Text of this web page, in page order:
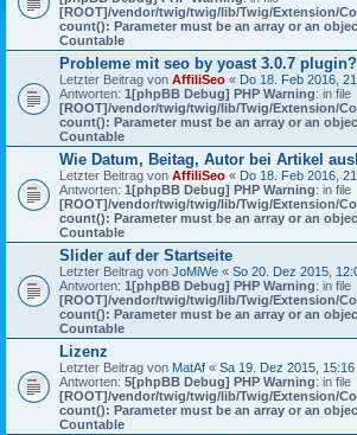
[ROOT]/vendor/twig/twig/lib/Twig/Extension/
count(): Parameter must be an array or an
Countable
Probleme mit seo by yoast 3.0.7 plugin?
Letzter Beitrag von AffiliSeo « Do 18. Feb 2016,
Antworten: 1[phpBB Debug] PHP Warning: in file
[ROOT]/vendor/twig/twig/lib/Twig/Extension/
count(): Parameter must be an array or an
Countable
Wie Datum, Beitag, Autor bei Artikel
Letzter Beitrag von AffiliSeo « Do 18. Feb 2016,
Antworten: 1[phpBB Debug] PHP Warning: in file
[ROOT]/vendor/twig/twig/lib/Twig/Extension/
count(): Parameter must be an array or an
Countable
Slider auf der Startseite
Letzter Beitrag von JoMiWe « So 20. Dez 2015,
Antworten: 1[phpBB Debug] PHP Warning: in file
[ROOT]/vendor/twig/twig/lib/Twig/Extension/
count(): Parameter must be an array or an
Countable
Lizenz
Letzter Beitrag von MatAf « Sa 19. Dez 2015, 15:16
Antworten: 5[phpBB Debug] PHP Warning: in file
[ROOT]/vendor/twig/twig/lib/Twig/Extension/
count(): Parameter must be an array or an
Countable